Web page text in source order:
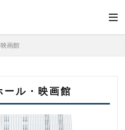
画館
ール・映画館